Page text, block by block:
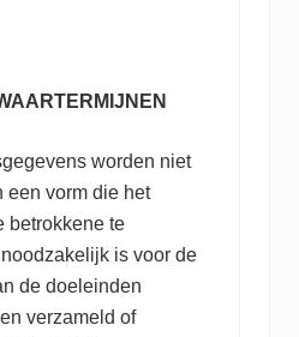
worden niet
een vorm die het
betrokkene te
is voor de
de doeleinden
verzameld of